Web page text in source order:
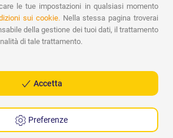
Idee regalo Camerette
Promozioni
Promozioni
Marchi
ASSISTENZA
Cookie Policy
le tue impostazioni in qualsiasi momento
sui cookie.Nella stessa pagina troverai
della gestione dei tuoi dati, il trattamento
di tale trattamento.
Accetta
Preferenze